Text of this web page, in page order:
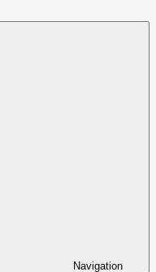
Navigation